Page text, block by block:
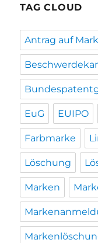
TAG CLOUD
Antrag auf
EuG EUIPO
Farbmarke
Löschung
Marken